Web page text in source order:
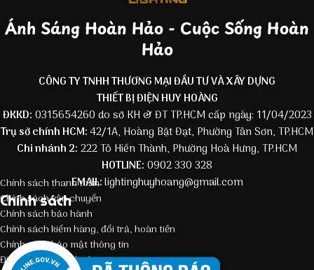
Ánh Sáng Hoàn Hảo - Cuộc Sống Hoàn
Hảo
CÔNG TY TNHH THƯƠNG MẠI ĐẦU TƯ VÀ XÂY DỰNG
THIẾT BỊ ĐIỆN HUY HOÀNG
ĐKKD: 0315654260 do sở KH & ĐT TP.HCM cấp ngày: 11/04/2023
Trụ sở chính HCM:42/1A, Hoàng Bật Đạt, Phường Tân Sơn, TP.HCM
Chi nhánh 2: 222 Tô Hiến Thành, Phường Hoà Hưng, TP.HCM
HOTLINE: 0902 330 328
EMAIL:lightinghuyhoang@gmail.com
Chính sách
Chính sách thanh toán
Chính sách vận chuyển
Chính sách bảo hành
Chính sách kiểm hàng, đổi trả, hoàn tiền
Chính sách bảo mật thông tin
Điều kiện giao dịch chung